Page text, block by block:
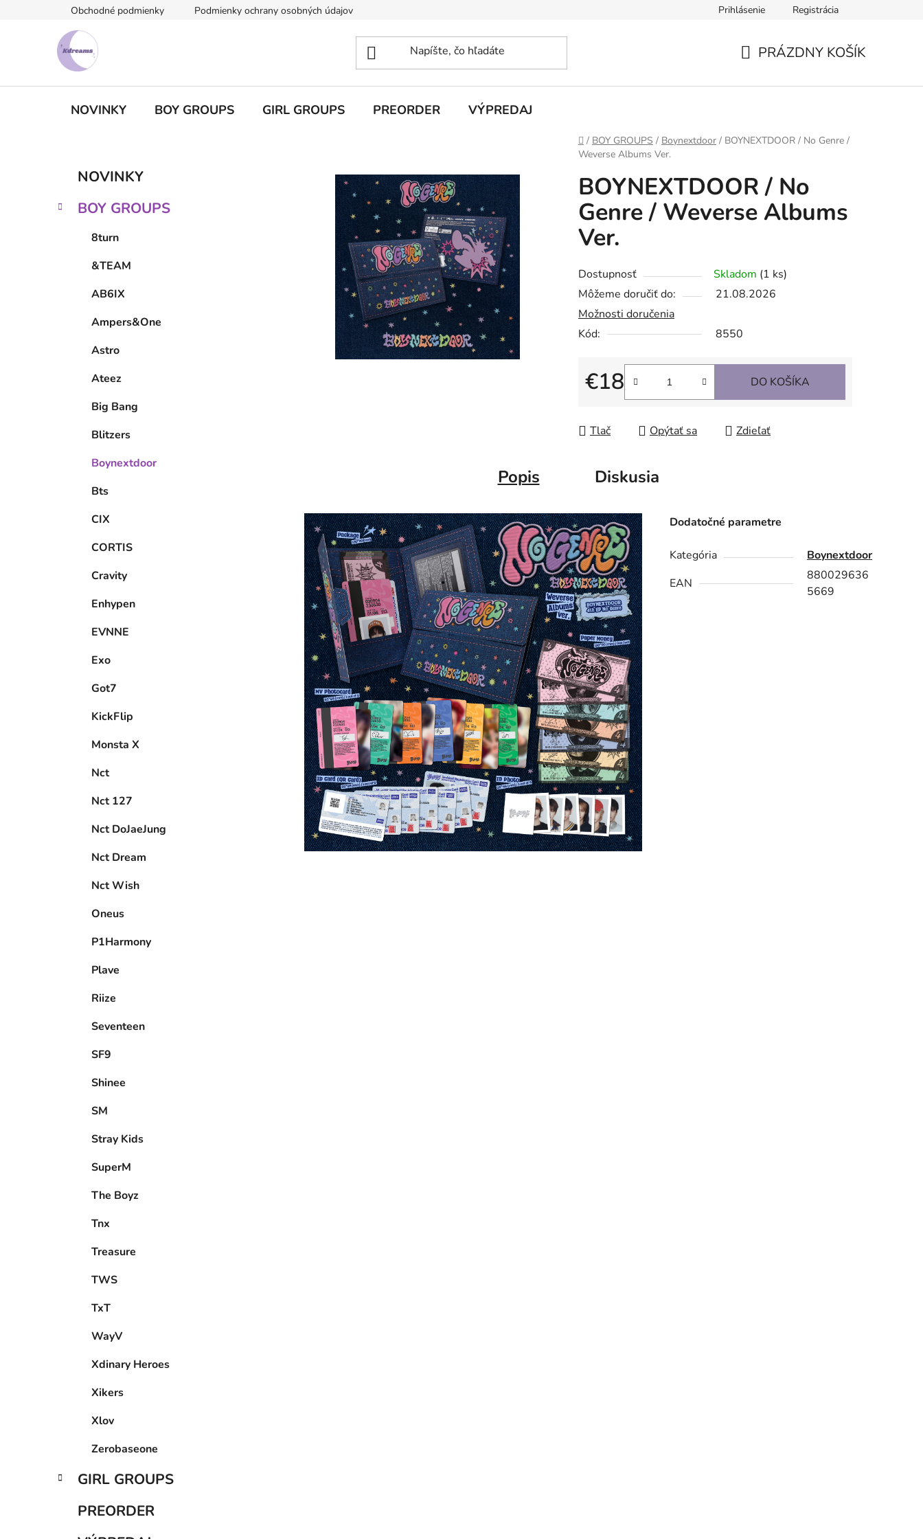
Obchodné podmienky Podmienky ochrany osobných údajov Prihlásenie Registrácia
PRÁZDNY KOŠÍK
NOVINKY BOY GROUPS GIRL GROUPS PREORDER VÝPREDAJ
Domov
/ BOY GROUPS / Boynextdoor / BOYNEXTDOOR / No Genre /
Weverse Albums Ver.
č
Preskočiť
kategórie
e
NOVINKY
BOY GROUPS
8turn
&TEAM
AB6IX
Ampers&One
Astro
Ateez
Big Bang
Blitzers
Boynextdoor
Bts
CIX
CORTIS
Cravity
Enhypen
EVNNE
Exo
Got7
KickFlip
Monsta X
Nct
Nct 127
Nct DoJaeJung
Nct Dream
Nct Wish
Oneus
P1Harmony
Plave
Riize
Seventeen
SF9
Shinee
SM
Stray Kids
SuperM
The Boyz
Tnx
Treasure
TWS
TxT
WayV
Xdinary Heroes
Xikers
Xlov
Zerobaseone
GIRL GROUPS
PREORDER
BOYNEXTDOOR / No
Genre / Weverse Albums
Ver.
Dostupnosť Skladom (1 ks)
Môžeme doručiť do:
21.08.2026
Možnosti doručenia
Kód:
8550
€18
Jednotková cena:
DO KOŠÍKA
Tlač Opýtať sa Zdieľať
Popis Diskusia
Dodatočné parametre
Kategória
Boynextdoor
EAN
880029636
5669